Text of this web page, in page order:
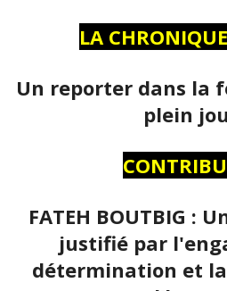
LA
Un reporter dans la
plein
FATEH BOUTBIG :
justifié par
détermination et